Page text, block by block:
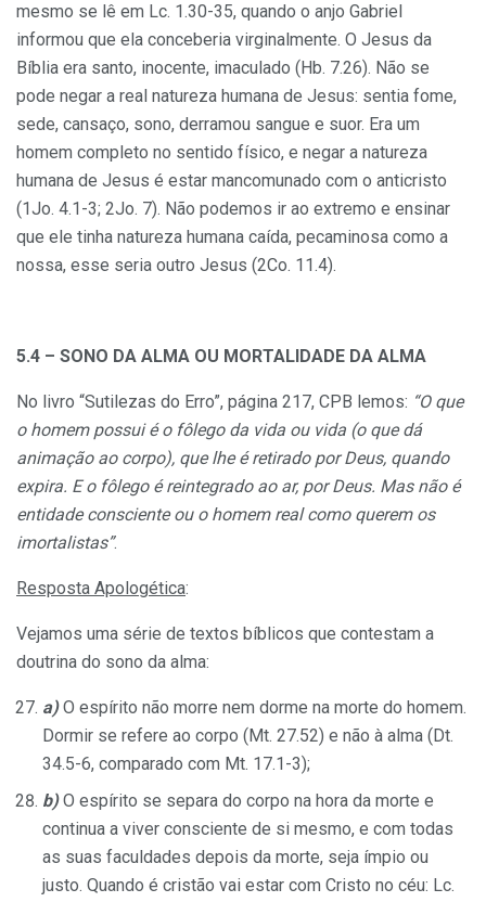
mesmo se lê em Lc. 1.30-35, quando o anjo Gabriel
informou que ela conceberia virginalmente. O Jesus da
Bíblia era santo, inocente, imaculado (Hb. 7.26). Não se
pode negar a real natureza humana de Jesus: sentia fome,
sede, cansaço, sono, derramou sangue e suor. Era um
homem completo no sentido físico, e negar a natureza
humana de Jesus é estar mancomunado com o anticristo
(1Jo. 4.1-3; 2Jo. 7). Não podemos ir ao extremo e ensinar
que ele tinha natureza humana caída, pecaminosa como a
nossa, esse seria outro Jesus (2Co. 11.4).
5.4 – SONO DA ALMA OU MORTALIDADE DA ALMA
No livro “Sutilezas do Erro”, página 217, CPB lemos: “O que
o homem possui é o fôlego da vida ou vida (o que dá
animação ao corpo), que lhe é retirado por Deus, quando
expira. E o fôlego é reintegrado ao ar, por Deus. Mas não é
entidade consciente ou o homem real como querem os
imortalistas”.
Resposta Apologética:
Vejamos uma série de textos bíblicos que contestam a
doutrina do sono da alma:
a)O espírito não morre nem dorme na morte do homem.
Dormir se refere ao corpo (Mt. 27.52) e não à alma (Dt.
34.5-6, comparado com Mt. 17.1-3);
b)O espírito se separa do corpo na hora da morte e
continua a viver consciente de si mesmo, e com todas
as suas faculdades depois da morte, seja ímpio ou
justo. Quando é cristão vai estar com Cristo no céu: Lc.